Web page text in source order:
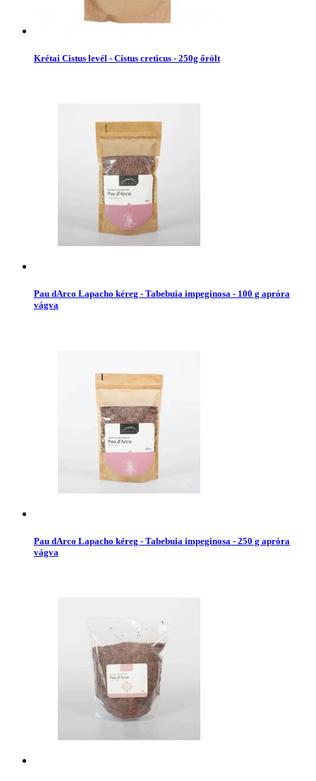
Krétai Cistus levél - Cistus creticus - 250g őrölt
Pau dArco Lapacho kéreg - Tabebuia impeginosa - 100 g apróra
vágva
Pau dArco Lapacho kéreg - Tabebuia impeginosa - 250 g apróra
vágva